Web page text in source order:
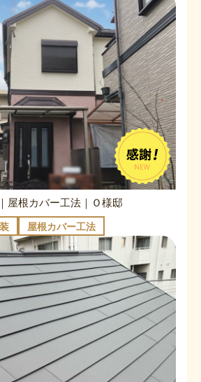
屋根カバー工法｜Ｏ様邸
屋根カバー工法